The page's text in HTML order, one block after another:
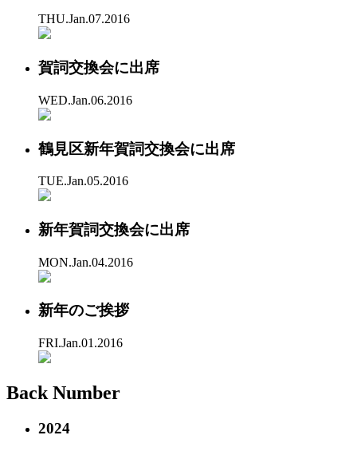
THU.Jan.07.2016
賀詞交換会に出席
WED.Jan.06.2016
鶴見区新年賀詞交換会に出席
TUE.Jan.05.2016
新年賀詞交換会に出席
MON.Jan.04.2016
新年のご挨拶
FRI.Jan.01.2016
Back Number
2024